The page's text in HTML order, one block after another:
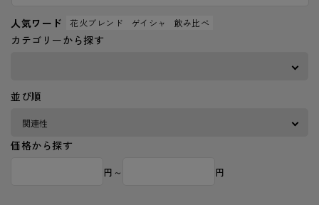
人気ワード 花火ブレンド ゲイシャ 飲み比べ
カテゴリーから探す
並び順
価格から探す
円～ 円